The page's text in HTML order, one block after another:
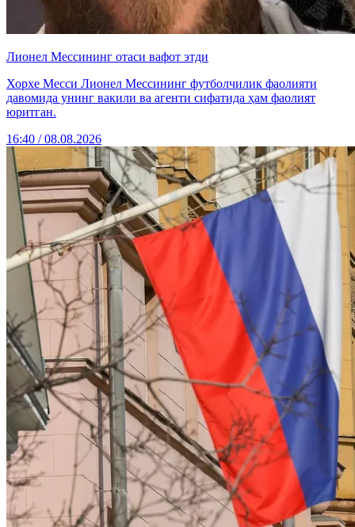
Лионел Мессининг отаси вафот этди
Хорхе Месси Лионел Мессининг футболчилик фаолияти
давомида унинг вакили ва агенти сифатида ҳам фаолият
юритган.
16:40 / 08.08.2026